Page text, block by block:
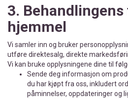
3.
hjemmel
Vi samler inn og bruker
utføre direktesalg, direkte
Vi kan bruke opplysningene dine til
Sende deg informasjon om
du har kjøpt fra oss, inkludert
påminnelser, oppdateringer og